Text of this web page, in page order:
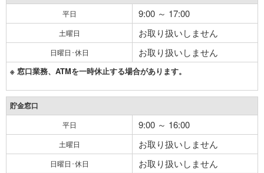
平日 9:00 ～ 17:00
土曜日 お取り扱いしません
日曜日･休日 お取り扱いしません
※ 窓口業務、ATMを一時休止する場合があります。
貯金窓口
平日 9:00 ～ 16:00
土曜日 お取り扱いしません
日曜日･休日 お取り扱いしません